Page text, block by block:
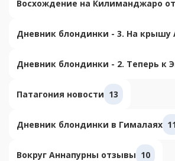
Восхождение на Килиманджаро
Дневник блондинки - 3. На крышу
Дневник блондинки - 2. Теперь к
Патагония новости 13
Дневник блондинки в Гималаях
Вокруг Аннапурны отзывы 10